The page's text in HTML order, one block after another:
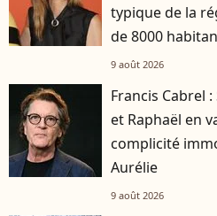
typique de la
de 8000
9 août 2026
Francis Cabrel
et Raphaël en
complicité
Aurélie
9 août 2026